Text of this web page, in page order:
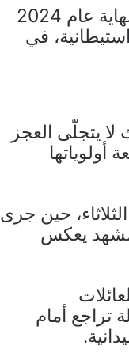
وبحسب تقديرات فلسطينية، بلغ عدد المستوطنين في الضفة الغربية حتى نهاية عام 2024
على أكثر من 180 مستوطنة و256 بؤرة استيطانية، في
يتجلّى العجز
حين جرى
مشهد يعكس
تراجع أمام